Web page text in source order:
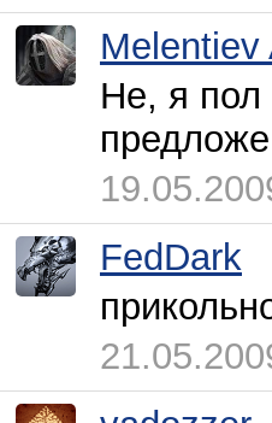
Melentiev
Не, я пол
FedDark